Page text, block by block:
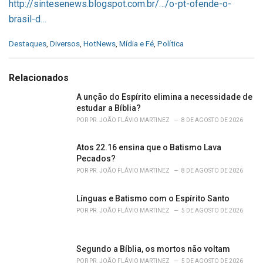
http://sintesenews.blogspot.com.br/…/o-pt-ofende-o-
brasil-d…
C
e
Destaques, Diversos, HotNews, Mídia e Fé, Política
Relacionados
A unção do Espírito elimina a necessidade de
estudar a Bíblia?
POR PR. JOÃO FLÁVIO MARTINEZ 8 DE AGOSTO DE 2026
Atos 22.16 ensina que o Batismo Lava
Pecados?
POR PR. JOÃO FLÁVIO MARTINEZ 8 DE AGOSTO DE 2026
Línguas e Batismo com o Espírito Santo
POR PR. JOÃO FLÁVIO MARTINEZ 5 DE AGOSTO DE 2026
Segundo a Bíblia, os mortos não voltam
POR PR. JOÃO FLÁVIO MARTINEZ 5 DE AGOSTO DE 2026